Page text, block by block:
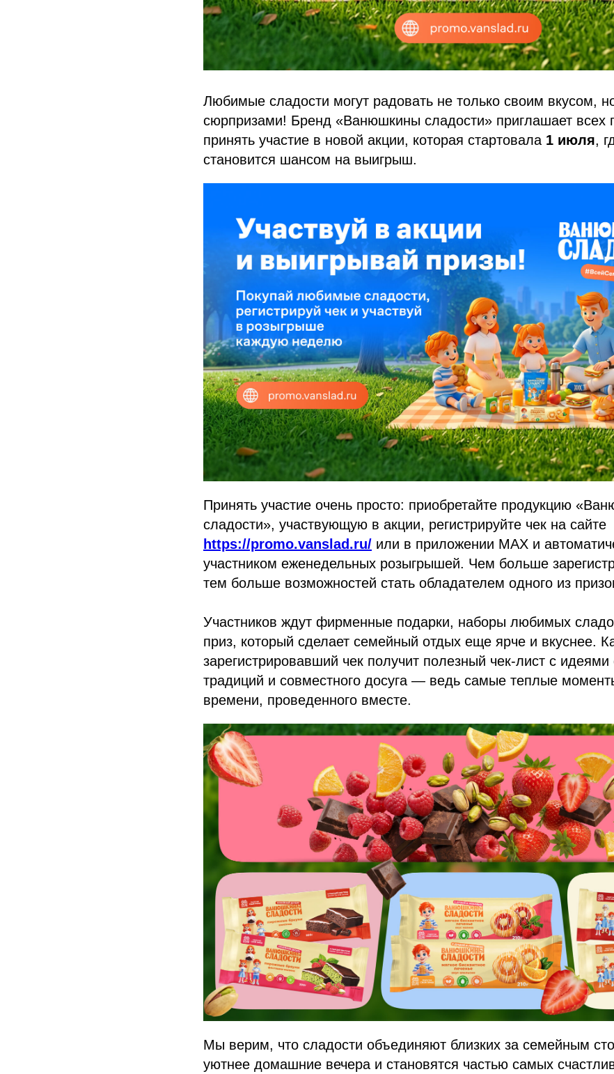
Любимые сладости могут радовать не только своим вкусом,
сюрпризами! Бренд «Ванюшкины сладости» приглашает всех
принять участие в новой акции, которая стартовала 1 июля,
становится шансом на выигрыш.
Принять участие очень просто: приобретайте продукцию
сладости», участвующую в акции, регистрируйте чек на сайте
https://promo.vanslad.ru/ или в приложении MAX и
участником еженедельных розыгрышей. Чем больше
тем больше возможностей стать обладателем одного из
Участников ждут фирменные подарки, наборы любимых
приз, который сделает семейный отдых еще ярче и вкуснее.
зарегистрировавший чек получит полезный чек-лист с
традиций и совместного досуга — ведь самые теплые
времени, проведенного вместе.
Мы верим, что сладости объединяют близких за семейным
уютнее домашние вечера и становятся частью самых